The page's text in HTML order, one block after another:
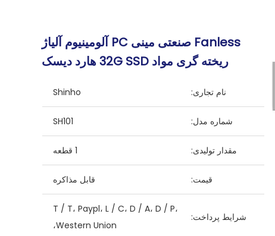
Fanless صنعتی مینی PC آلومینیوم آلیاژ
ریخته گری مواد 32G SSD هارد دیسک
نام تجاری: Shinho
شماره مدل: SH101
مقدار تولیدی: 1 قطعه
قیمت: قابل مذاکره
شرایط پرداخت:
T / T، Paypl، L / C، D / A، D / P،
Western Union،